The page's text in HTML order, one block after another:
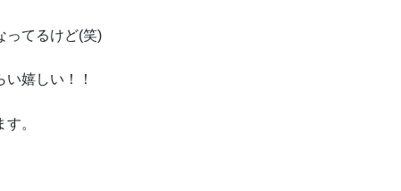
ってるけど(笑)
嬉しい！！
。